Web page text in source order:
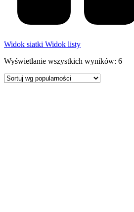
Widok siatki Widok listy
Wyświetlanie wszystkich wyników: 6